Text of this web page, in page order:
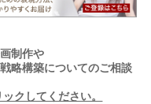
制作や
略構築についてのご相談
クしてください。